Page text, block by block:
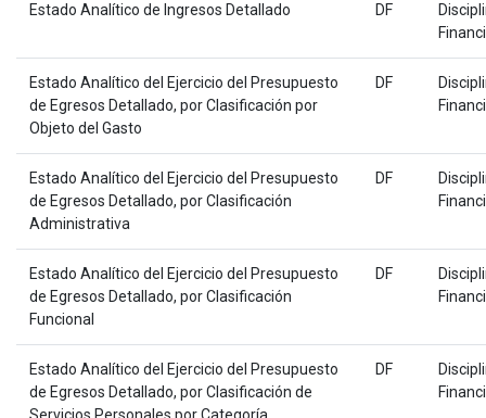
Estado Analítico de Ingresos Detallado DF
Estado Analítico del Ejercicio del Presupuesto
de Egresos Detallado, por Clasificación por
Objeto del Gasto
DF
Estado Analítico del Ejercicio del Presupuesto
de Egresos Detallado, por Clasificación
Administrativa
DF
Estado Analítico del Ejercicio del Presupuesto
de Egresos Detallado, por Clasificación
Funcional
DF
Estado Analítico del Ejercicio del Presupuesto
de Egresos Detallado, por Clasificación de
DF